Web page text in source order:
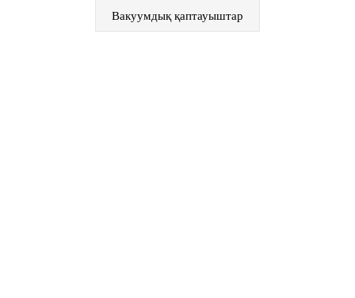
Вакуумдық қаптауыштар